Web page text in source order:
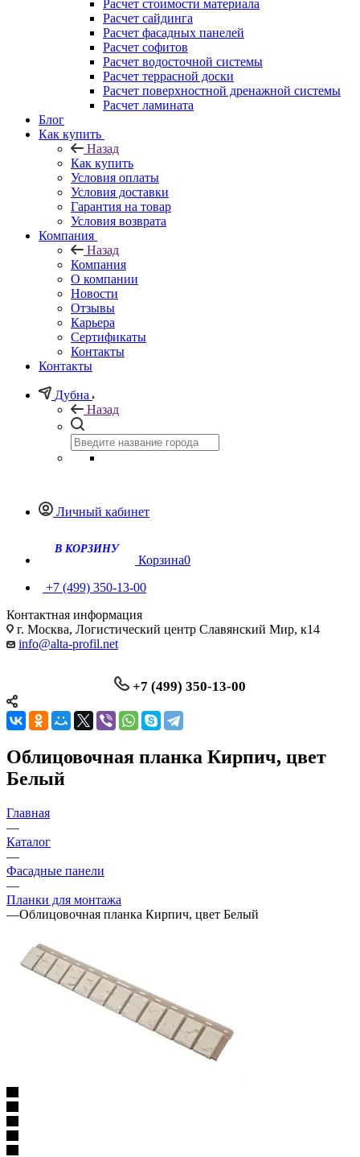
Расчет стоимости материала
Расчет сайдинга
Расчет фасадных панелей
Расчет софитов
Расчет водосточной системы
Расчет террасной доски
Расчет поверхностной дренажной системы
Расчет ламината
Блог
Как купить
Назад
Как купить
Условия оплаты
Условия доставки
Гарантия на товар
Условия возврата
Компания
Назад
Компания
О компании
Новости
Отзывы
Карьера
Сертификаты
Контакты
Контакты
Дубна
Назад
Личный кабинет
В КОРЗИНУ
Корзина0
+7 (499) 350-13-00
Контактная информация
г. Москва, Логистический центр Славянский Мир, к14
info@alta-profil.net
+7 (499) 350-13-00
Облицовочная планка Кирпич, цвет
Белый
Главная
—
Каталог
—
Фасадные панели
—
Планки для монтажа
—Облицовочная планка Кирпич, цвет Белый